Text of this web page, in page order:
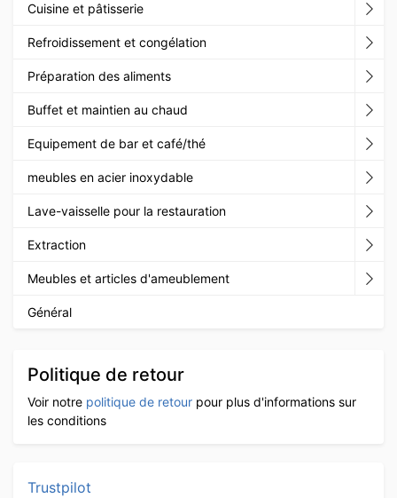
Cuisine et pâtisserie
Refroidissement et congélation
Préparation des aliments
Buffet et maintien au chaud
Equipement de bar et café/thé
meubles en acier inoxydable
Lave-vaisselle pour la restauration
Extraction
Meubles et articles d'ameublement
Général
Politique de retour
Voir notre politique de retour pour plus d'informations sur
les conditions
Trustpilot